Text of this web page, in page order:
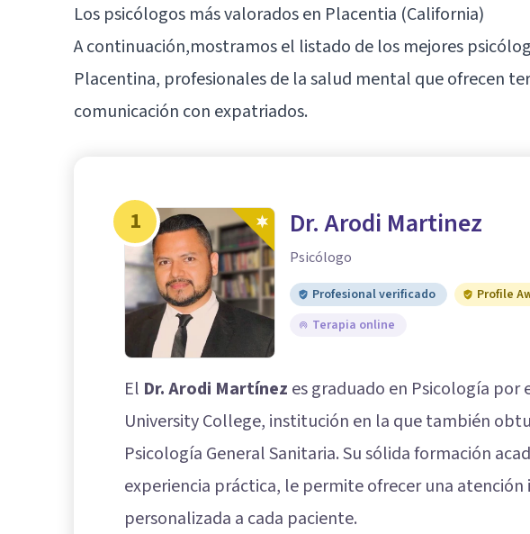
Los psicólogos más valorados en Placentia (California)
A continuación,mostramos el listado de los mejores
Placentina, profesionales de la salud mental que ofrecen
comunicación con expatriados.
1 Dr. Arodi Martinez
Psicólogo
Profesional verificado Profile
Terapia online
El Dr. Arodi Martínez es graduado en Psicología por
University College, institución en la que también
Psicología General Sanitaria. Su sólida formación
experiencia práctica, le permite ofrecer una
personalizada a cada paciente.